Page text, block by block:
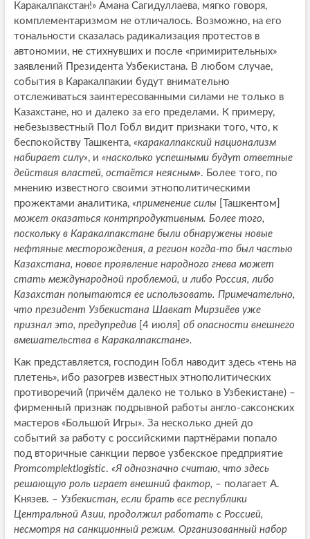
Каракалпакстан!» Амана Сагидуллаева, мягко говоря,
комплементаризмом не отличалось. Возможно, на его
тональности сказалась радикализация протестов в
автономии, не стихнувших и после «примирительных»
заявлений Президента Узбекистана. В любом случае,
события в Каракалпакии будут внимательно
отслеживаться заинтересованными силами не только в
Казахстане, но и далеко за его пределами. К примеру,
небезызвестный Пол Гобл видит признаки того, что, к
беспокойству Ташкента, «каракалпакский национализм
набирает силу», и «насколько успешными будут ответные
действия властей, остаётся неясным». Более того, по
мнению известного своими этнополитическими
прожектами аналитика, «применение силы
[Ташкентом]
может оказаться контрпродуктивным. Более того,
поскольку в Каракалпакстане были обнаружены новые
нефтяные месторождения, а регион когда-то был частью
Казахстана, новое проявление народного гнева может
стать международной проблемой, и либо Россия, либо
Казахстан попытаются ее использовать. Примечательно,
что президент Узбекистана Шавкат Мирзиёев уже
признал это, предупредив [4 июля] об опасности внешнего
вмешательства в Каракалпакстане».
Как представляется, господин Гобл наводит здесь «тень на
плетень», ибо разогрев известных этнополитических
противоречий (причём далеко не только в Узбекистане) –
фирменный признак подрывной работы англо-саксонских
мастеров «Большой Игры». За несколько дней до
событий за работу с российскими партнёрами попало
под вторичные санкции первое узбекское предприятие
Promcomplektlogistic. «Я однозначно считаю, что здесь
решающую роль играет внешний фактор, – полагает А.
Князев. – Узбекистан, если брать все республики
Центральной Азии, продолжил работать с Россией,
несмотря на санкционный режим. Организованный набор